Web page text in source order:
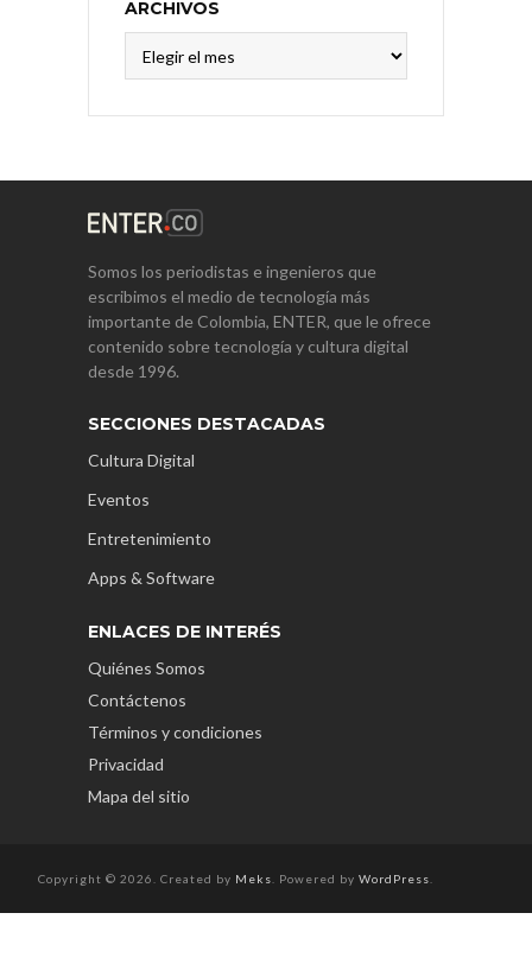
ARCHIVOS
Somos los periodistas e ingenieros que
escribimos el medio de tecnología más
importante de Colombia, ENTER, que le ofrece
contenido sobre tecnología y cultura digital
desde 1996.
SECCIONES DESTACADAS
Cultura Digital
Eventos
Entretenimiento
Apps & Software
ENLACES DE INTERÉS
Quiénes Somos
Contáctenos
Términos y condiciones
Privacidad
Mapa del sitio
Copyright © 2026. Created by Meks . Powered by WordPress